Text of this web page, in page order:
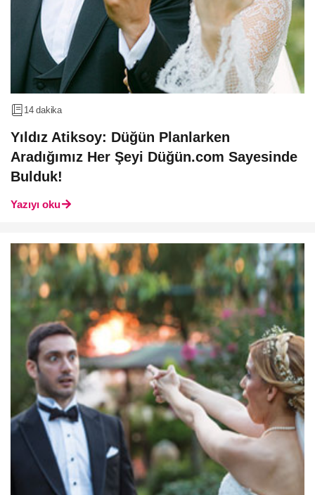
14 dakika
Yıldız Atiksoy: Düğün Planlarken
Aradığımız Her Şeyi Düğün.com Sayesinde
Bulduk!
Yazıyı oku